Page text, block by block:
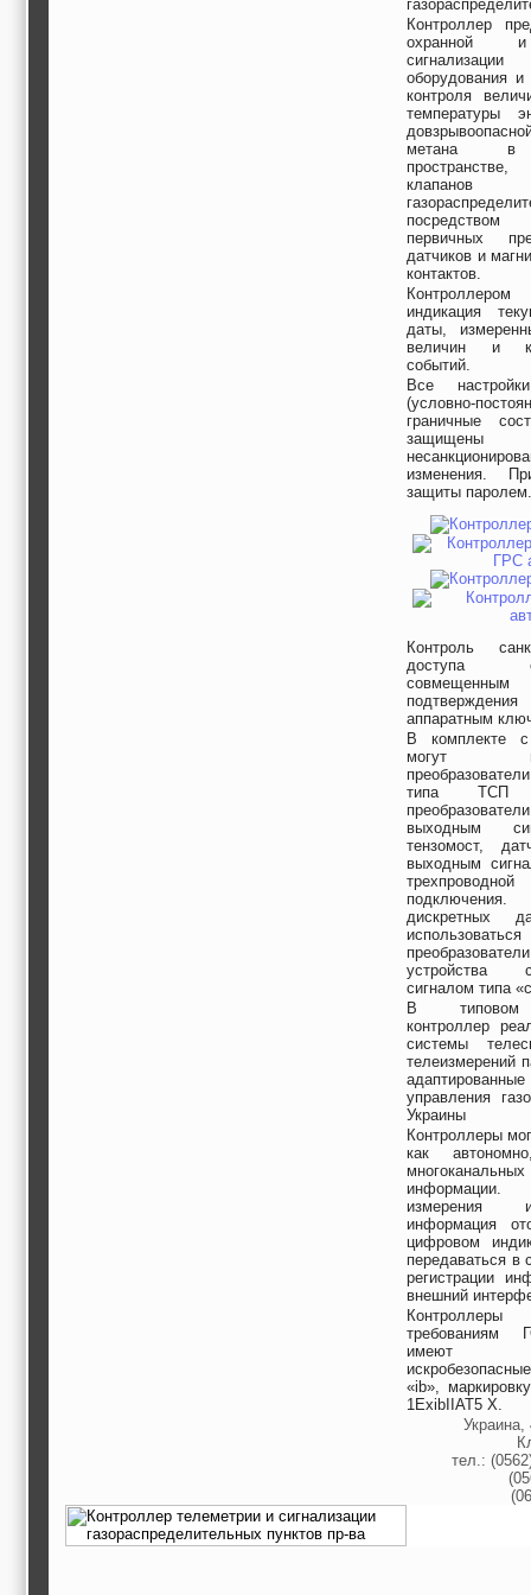
Контроллер
охранной
оборудования и
контроля
температуры
метана в
клапанов
первичных
датчиков и
контактов.
Контроллером
индикация
даты,
величин и
событий.
Все
(условно-
граничные
изменения.
защиты паролем.
Контроль
доступа
аппаратным
В комплекте с
могут
типа ТСП
выходным
тензомост,
выходным
дискретных
сигналом типа
В типовом
контроллер
системы
телеизмерений
управления
Украины
Контроллеры
как
измерения
информация
цифровом
передаваться в
регистрации
внешний
Контроллеры
требованиям
имеют
«ib»,
1ExibIIAT5 X.
Украина,
тел.: